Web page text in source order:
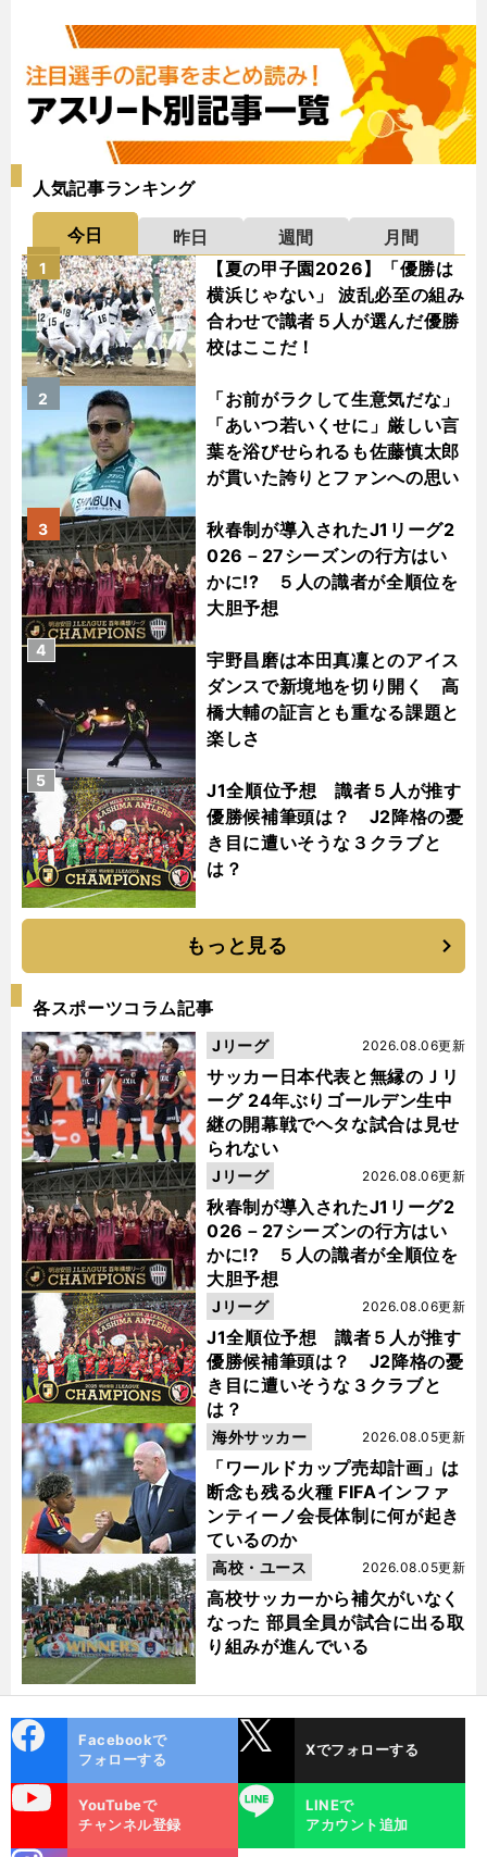
人気記事ランキング
今日 昨日 週間
月間
【夏の甲子園2026】「優勝は
横浜じゃない」 波乱必至の組み
合わせで識者５人が選んだ優勝
校はここだ！
1
「お前がラクして生意気だな」
「あいつ若いくせに」厳しい言
葉を浴びせられるも佐藤慎太郎
が貫いた誇りとファンへの思い
2
秋春制が導入されたJ1リーグ2
026－27シーズンの行方はい
かに!? ５人の識者が全順位を
大胆予想
3
宇野昌磨は本田真凜とのアイス
ダンスで新境地を切り開く 高
橋大輔の証言とも重なる課題と
楽しさ
4
J1全順位予想 識者５人が推す
優勝候補筆頭は？ J2降格の憂
き目に遭いそうな３クラブと
は？
5
もっと見る
各スポーツコラム記事
サッカー日本代表と無縁のＪリ
ーグ 24年ぶりゴールデン生中
継の開幕戦でヘタな試合は見せ
られない
2026.08.06更新
Jリーグ
秋春制が導入されたJ1リーグ2
026－27シーズンの行方はい
かに!? ５人の識者が全順位を
大胆予想
2026.08.06更新
Jリーグ
J1全順位予想 識者５人が推す
優勝候補筆頭は？ J2降格の憂
き目に遭いそうな３クラブと
は？
2026.08.06更新
Jリーグ
「ワールドカップ売却計画」は
断念も残る火種 FIFAインファ
ンティーノ会長体制に何が起き
ているのか
2026.08.05更新
海外サッカー
高校サッカーから補欠がいなく
なった 部員全員が試合に出る取
り組みが進んでいる
2026.08.05更新
高校・ユース
ok
Facebookで
フォローする
Xでフォローする
YouTubeで
チャンネル登録
LINE
LINEで
アカウント追加